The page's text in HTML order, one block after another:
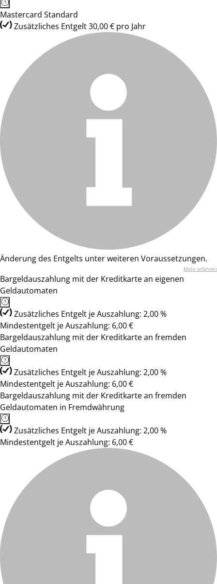
Mastercard Standard
Zusätzliches Entgelt 30,00 € pro Jahr
Änderung des Entgelts unter weiteren Voraussetzungen.
Mehr erfahren
Bargeldauszahlung mit der Kreditkarte an eigenen
Geldautomaten
Zusätzliches Entgelt je Auszahlung: 2,00 %
Mindestentgelt je Auszahlung: 6,00 €
Bargeldauszahlung mit der Kreditkarte an fremden
Geldautomaten
Zusätzliches Entgelt je Auszahlung: 2,00 %
Mindestentgelt je Auszahlung: 6,00 €
Bargeldauszahlung mit der Kreditkarte an fremden
Geldautomaten in Fremdwährung
Zusätzliches Entgelt je Auszahlung: 2,00 %
Mindestentgelt je Auszahlung: 6,00 €